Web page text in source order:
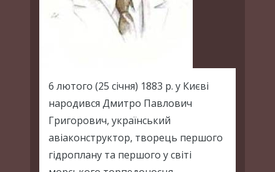
6 лютого (25 січня) 1883 р. у Києві
народився Дмитро Павлович
Григорович, український
авіаконструктор, творець першого
гідроплану та першого у світі